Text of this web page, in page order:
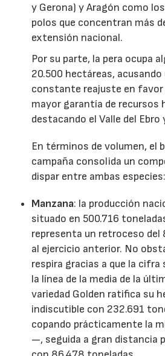
y Gerona) y Aragón como
polos que concentran más
extensión nacional.
Por su parte, la pera ocupa
20.500 hectáreas,
constante reajuste en favor
mayor garantía de recursos
destacando el Valle del Ebro
En términos de volumen, el
campaña consolida un
dispar entre ambas especies:
Manzana: la producción
situado en 500.716
representa un retroceso
al ejercicio anterior. No
respira gracias a que la cifra
la línea de la media de la
variedad Golden ratifica su
indiscutible con 232.691
copando prácticamente la
—, seguida a gran distancia